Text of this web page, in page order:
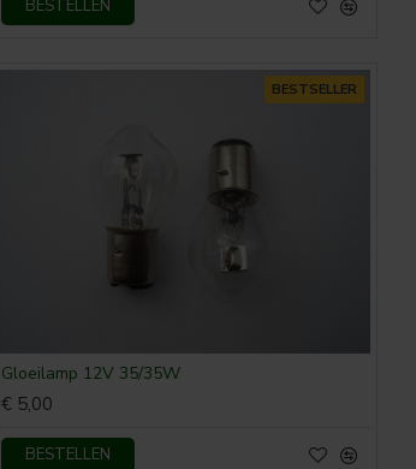
BESTELLEN
BESTSELLER
Gloeilamp 12V 35/35W
€ 5,00
BESTELLEN